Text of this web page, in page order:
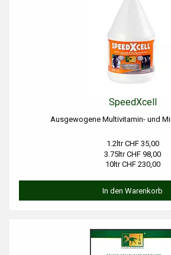
SpeedXcell
Ausgewogene Multivitamin- und
1.2ltr CHF 35,00
3.75ltr CHF 98,00
10ltr CHF 230,00
In den Warenkorb